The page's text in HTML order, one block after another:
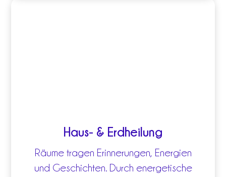
Haus- & Erdheilung
Räume tragen Erinnerungen, Energien
und Geschichten. Durch energetische